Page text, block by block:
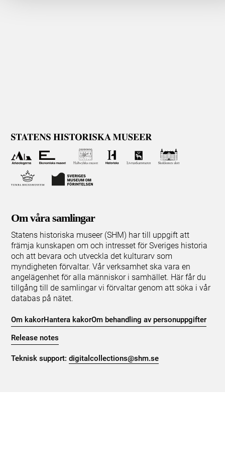
Om våra samlingar
Statens historiska museer (SHM) har till uppgift att
främja kunskapen om och intresset för Sveriges historia
och att bevara och utveckla det kulturarv som
myndigheten förvaltar. Vår verksamhet ska vara en
angelägenhet för alla människor i samhället. Här får du
tillgång till de samlingar vi förvaltar genom att söka i vår
databas på nätet.
Om kakorHantera kakorOm behandling av personuppgifter
Release notes
Teknisk support:digitalcollections@shm.se